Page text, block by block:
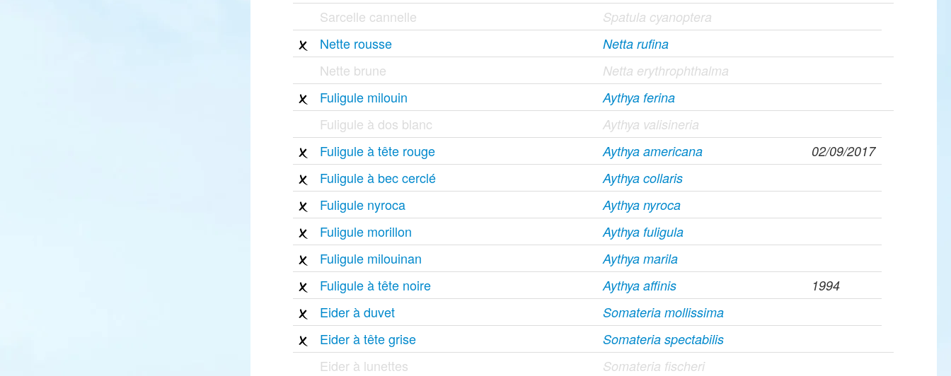
Sarcelle cannelle Spatula cyanoptera
Nette rousse Netta rufina
Nette brune Netta erythrophthalma
Fuligule milouin Aythya ferina
Fuligule à dos blanc Aythya valisineria
Fuligule à tête rouge Aythya americana 02/09/2017
Fuligule à bec cerclé Aythya collaris
Fuligule nyroca Aythya nyroca
Fuligule morillon Aythya fuligula
Fuligule milouinan Aythya marila
Fuligule à tête noire Aythya affinis 1994
Eider à duvet Somateria mollissima
Eider à tête grise Somateria spectabilis
Eider à lunettes Somateria fischeri